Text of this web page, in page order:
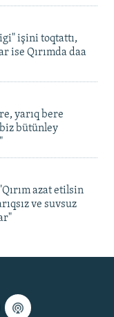
işini toqtattı,
ise Qırımda daa
yarıq bere
bütünley
azat etilsin
ve suvsuz